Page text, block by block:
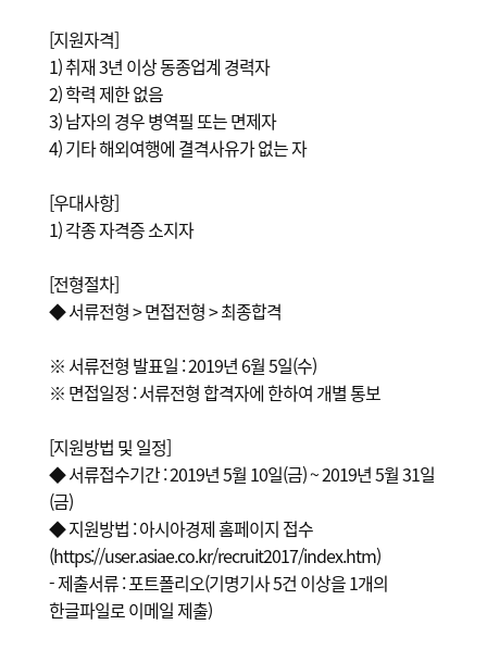
[지원자격]
1) 취재 3년 이상 동종업계 경력자
2) 학력 제한 없음
3) 남자의 경우 병역필 또는 면제자
4) 기타 해외여행에 결격사유가 없는 자
[우대사항]
1) 각종 자격증 소지자
[전형절차]
◆ 서류전형 > 면접전형 > 최종합격
※ 서류전형 발표일 : 2019년 6월 5일(수)
※ 면접일정 : 서류전형 합격자에 한하여 개별 통보
[지원방법 및 일정]
◆ 서류접수기간 : 2019년 5월 10일(금) ~ 2019년 5월 31일
(금)
◆ 지원방법 : 아시아경제 홈페이지 접수
(https://user.asiae.co.kr/recruit2017/index.htm)
- 제출서류 : 포트폴리오(기명기사 5건 이상을 1개의
한글파일로 이메일 제출)